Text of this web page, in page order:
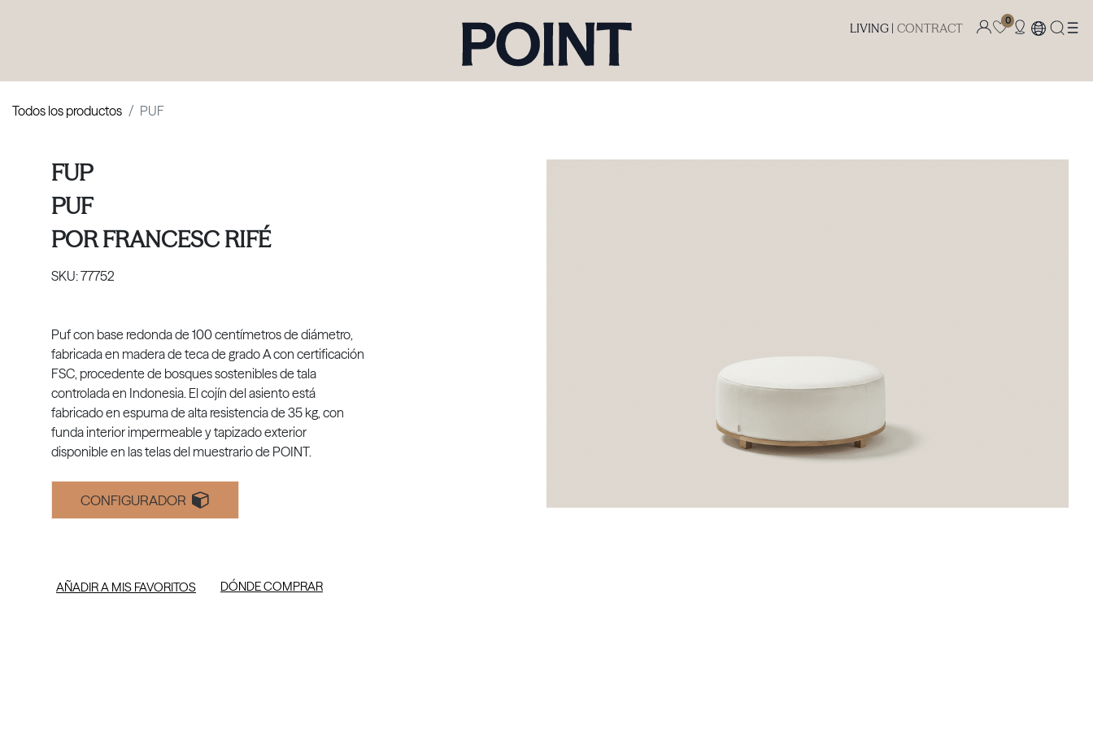
LIVING | CONTRACT
0
Todos los productos PUF
FUP
PUF
PORFRANCESC RIFÉ
SKU:77752
Puf con base redonda de 100 centímetros de diámetro,
fabricada en madera de teca de grado A con certificación
FSC, procedente de bosques sostenibles de tala
controlada en Indonesia. El cojín del asiento está
fabricado en espuma de alta resistencia de 35 kg, con
funda interior impermeable y tapizado exterior
disponible en las telas del muestrario de POINT.
CONFIGURADOR
AÑADIR A MIS FAVORITOS DÓNDE COMPRAR